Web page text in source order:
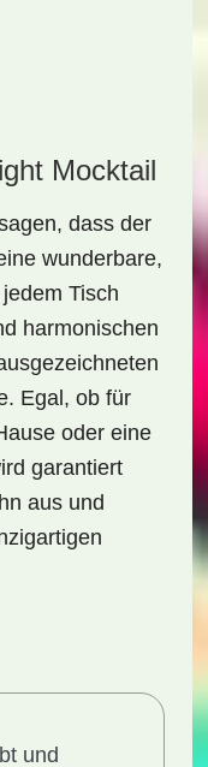
Mocktail
dass der
wunderbare,
Tisch
harmonischen
Egal, ob für
oder eine
garantiert
aus und
und